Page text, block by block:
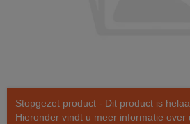
Stopgezet product - Dit product is
Hieronder vindt u meer informatie over